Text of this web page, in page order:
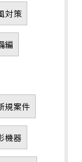
対策
編
規案件
機器